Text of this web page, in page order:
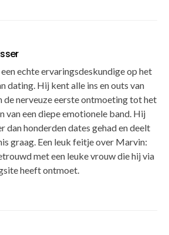
echte ervaringsdeskundige op het
dating. Hij kent alle ins en outs van
de nerveuze eerste ontmoeting tot het
van een diepe emotionele band. Hij
dan honderden dates gehad en deelt
graag. Een leuk feitje over Marvin:
met een leuke vrouw die hij via
heeft ontmoet.